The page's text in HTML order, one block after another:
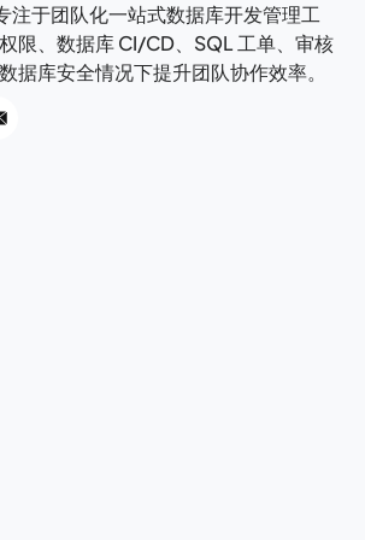
注于团队化一站式数据库开发管理工
限、数据库 CI/CD、SQL 工单、审核
据库安全情况下提升团队协作效率。